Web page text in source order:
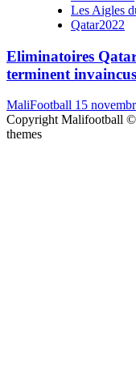
Les Aigles
Qatar2022
Eliminatoires
terminent
MaliFootball 15
Copyright Malifootball
themes